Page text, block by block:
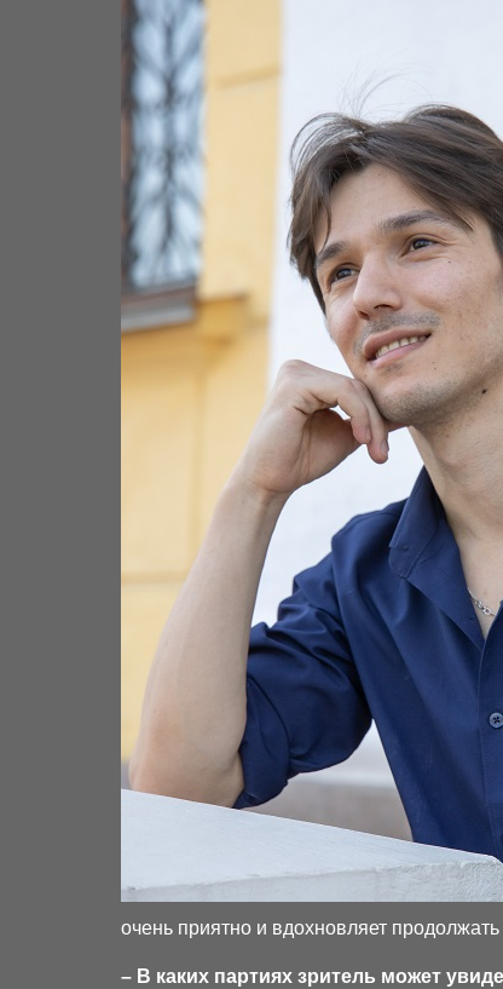
очень приятно и вдохновляет
– В каких партиях зритель может